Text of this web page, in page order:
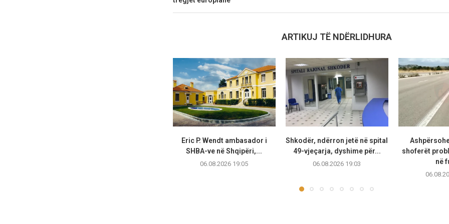
ARTIKUJ TË NDËRLIDHURA
Eric P. Wendt ambasador i
SHBA-ve në Shqipëri,...
06.08.2026 19:05
Shkodër, ndërron jetë në spital
49-vjeçarja, dyshime për...
06.08.2026 19:03
shoferët
në